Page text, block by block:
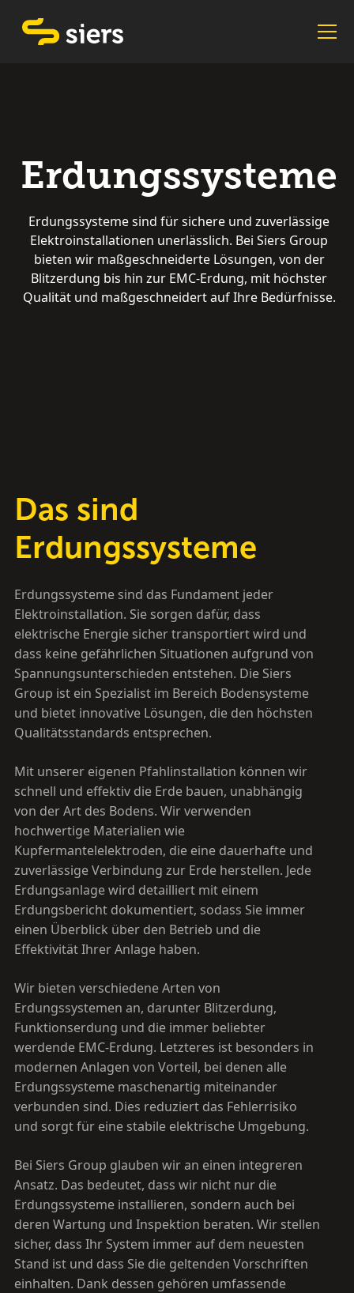
Erdungssysteme
Erdungssysteme sind für sichere und zuverlässige
Elektroinstallationen unerlässlich. Bei Siers Group
bieten wir maßgeschneiderte Lösungen, von der
Blitzerdung bis hin zur EMC-Erdung, mit höchster
Qualität und maßgeschneidert auf Ihre Bedürfnisse.
Das sind
Erdungssysteme
Erdungssysteme sind das Fundament jeder
Elektroinstallation. Sie sorgen dafür, dass
elektrische Energie sicher transportiert wird und
dass keine gefährlichen Situationen aufgrund von
Spannungsunterschieden entstehen. Die Siers
Group ist ein Spezialist im Bereich Bodensysteme
und bietet innovative Lösungen, die den höchsten
Qualitätsstandards entsprechen.
Mit unserer eigenen Pfahlinstallation können wir
schnell und effektiv die Erde bauen, unabhängig
von der Art des Bodens. Wir verwenden
hochwertige Materialien wie
Kupfermantelelektroden, die eine dauerhafte und
zuverlässige Verbindung zur Erde herstellen. Jede
Erdungsanlage wird detailliert mit einem
Erdungsbericht dokumentiert, sodass Sie immer
einen Überblick über den Betrieb und die
Effektivität Ihrer Anlage haben.
Wir bieten verschiedene Arten von
Erdungssystemen an, darunter Blitzerdung,
Funktionserdung und die immer beliebter
werdende EMC-Erdung. Letzteres ist besonders in
modernen Anlagen von Vorteil, bei denen alle
Erdungssysteme maschenartig miteinander
verbunden sind. Dies reduziert das Fehlerrisiko
und sorgt für eine stabile elektrische Umgebung.
Bei Siers Group glauben wir an einen integreren
Ansatz. Das bedeutet, dass wir nicht nur die
Erdungssysteme installieren, sondern auch bei
deren Wartung und Inspektion beraten. Wir stellen
sicher, dass Ihr System immer auf dem neuesten
Stand ist und dass Sie die geltenden Vorschriften
einhalten. Dank dessen gehören umfassende